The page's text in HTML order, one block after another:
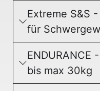
Extreme S&S
für
ENDURANCE
bis max 30kg